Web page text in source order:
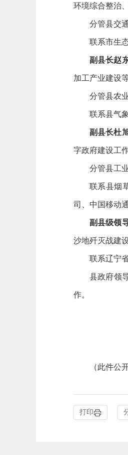
环境综合整治
分管县交
联系市生
副县长赵
加工产业建设
分管县农
联系县气
副县长杜
字政府建设工
分管县工
联系县烟
司、中国移动
副县级领
沙地歼灭战建设
联系辽宁
县政府领
作。
（此件公
打印